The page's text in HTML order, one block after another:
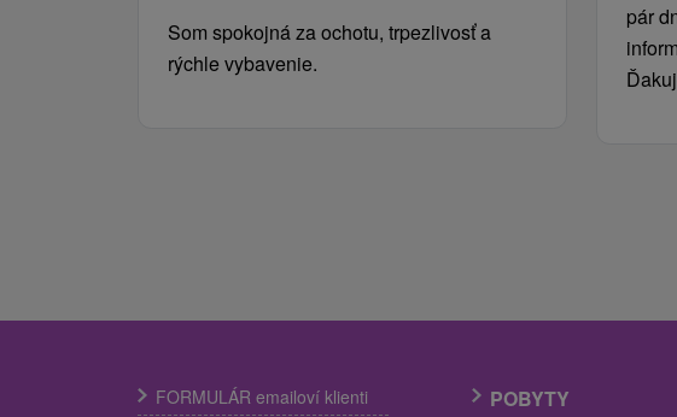
Som spokojná za ochotu, trpezlivosť a
rýchle vybavenie.
pár
FORMULÁR emailoví klienti POBYTY